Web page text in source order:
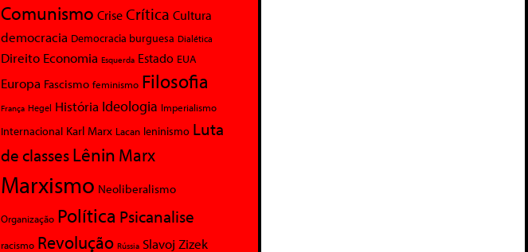
Comunismo Crise Crítica Cultura
democracia Democracia burguesa Dialética
Direito Economia Esquerda Estado EUA
Europa Fascismo feminismo Filosofia
França Hegel História Ideologia Imperialismo
Internacional Karl Marx Lacan leninismo Luta
de classesLênin Marx
Marxismo Neoliberalismo
Organização Política Psicanalise
racismo Revolução Rússia Slavoj Zizek